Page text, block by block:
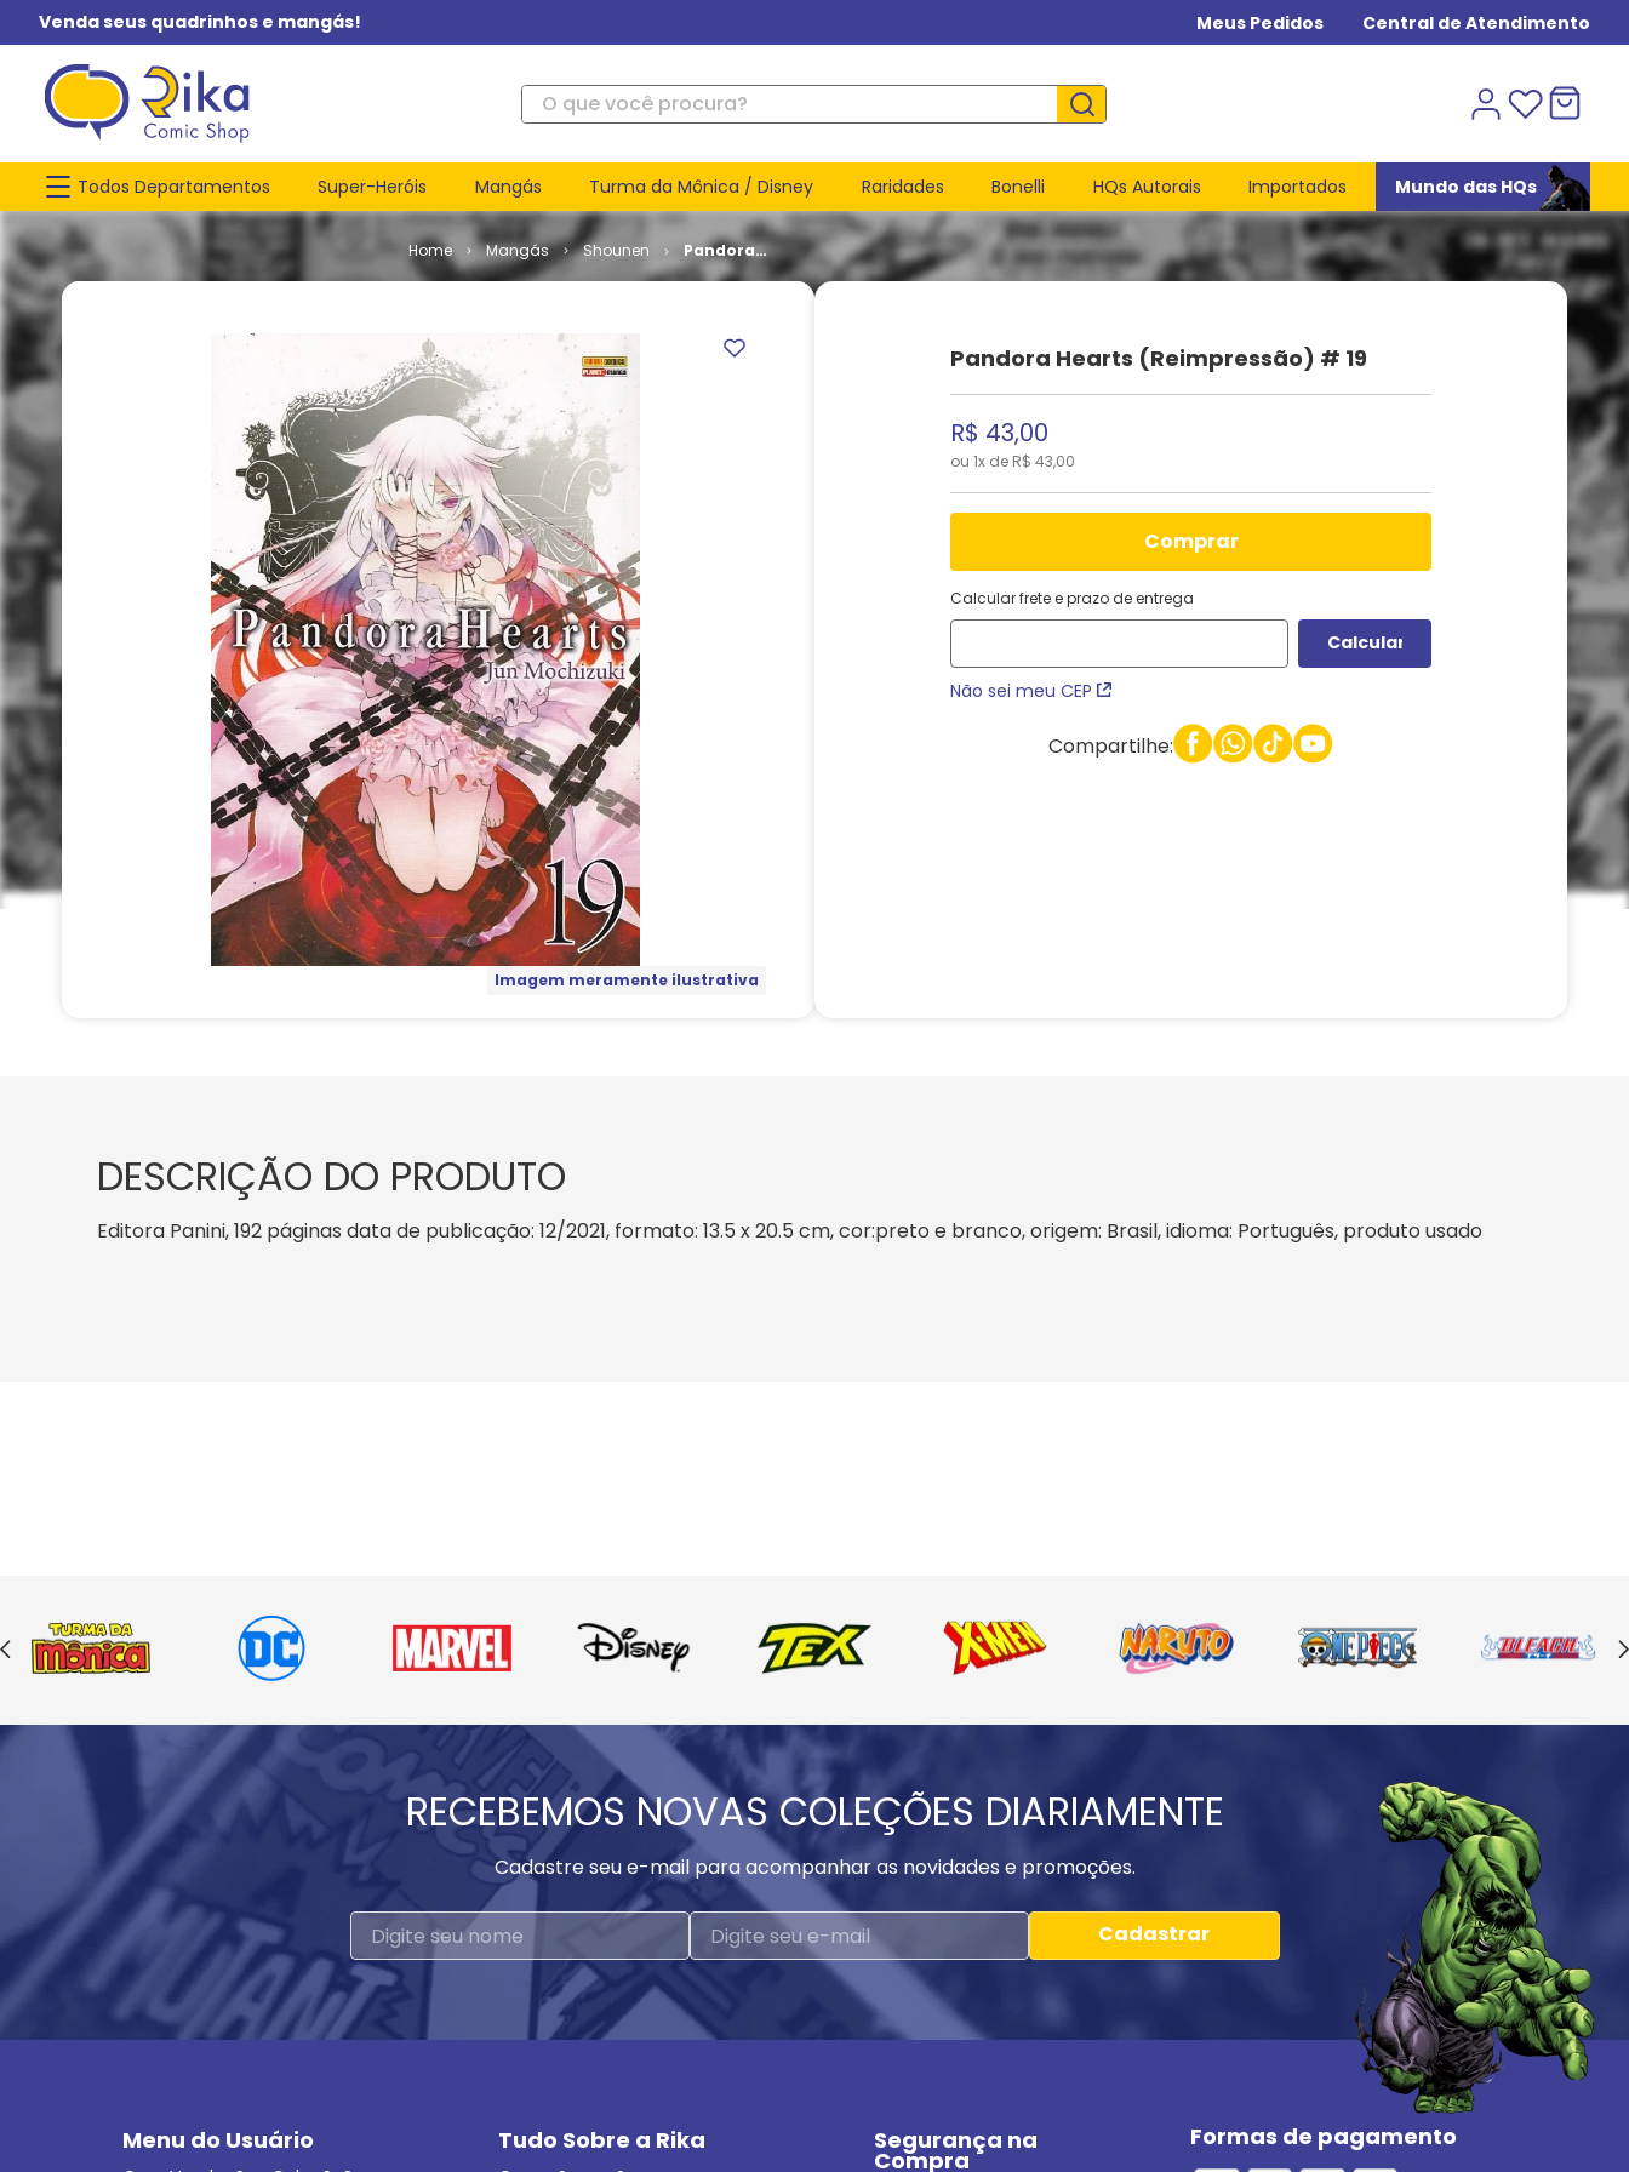
Venda seus quadrinhos e mangás! Meus Pedidos Central de Atendimento
O que você procura?
Todos Departamentos Super-Heróis Mangás Turma da Mônica / Disney Raridades Bonelli HQs Autorais Importados Mundo das HQs
Mangás Shounen
Pandora
Hearts
Imagem meramente ilustrativa
Pandora Hearts (Reimpressão) # 19
R$ 43,00
ou 1x de R$ 43,00
comprar
Calcular frete e prazo de entrega
Não sei meu CEP
Compartilhe:
DESCRIÇÃO DO PRODUTO
Editora Panini, 192 páginas data de publicação: 12/2021, formato: 13.5 x 20.5 cm, cor:preto e branco, origem: Brasil, idioma: Português, produto usado
RECEBEMOS NOVAS COLEÇÕES DIARIAMENTE
Cadastre seu e-mail para acompanhar as novidades e promoções.
Cadastrar
Menu do Usuário Tudo Sobre a Rika Segurança na
Compra
Formas de pagamento